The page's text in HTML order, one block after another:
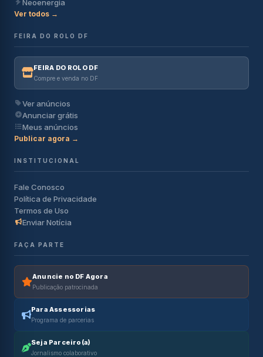
Neoenergia
Ver todos →
FEIRA DO ROLO DF
FEIRA DO ROLO DF
Compre e venda no DF
Ver anúncios
Anunciar grátis
Meus anúncios
Publicar agora →
INSTITUCIONAL
Fale Conosco
Política de Privacidade
Termos de Uso
Enviar Notícia
FAÇA PARTE
Anuncie no DF Agora
Publicação patrocinada
Para Assessorias
Programa de parcerias
Seja Parceiro(a)
Jornalismo colaborativo